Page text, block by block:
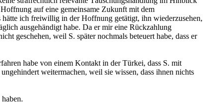
auf eine gemeinsame Zukunft mit dem
ich freiwillig in der Hoffnung getätigt, ihn wiederzusehen,
ausgehändigt habe. Da er mir eine Rückzahlung
geschehen, weil S. später nochmals beteuert habe, dass er
habe von einem Kontakt in der Türkei, dass S. mit
weitermachen, weil sie wissen, dass ihnen nichts